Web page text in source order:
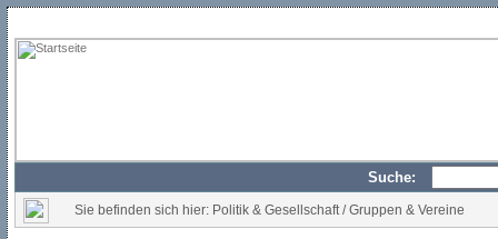
Suche:
Sie befinden sich hier: Politik & Gesellschaft / Gruppen & Vereine